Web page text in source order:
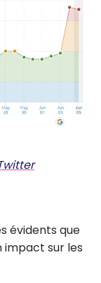
évidents que
impact sur les